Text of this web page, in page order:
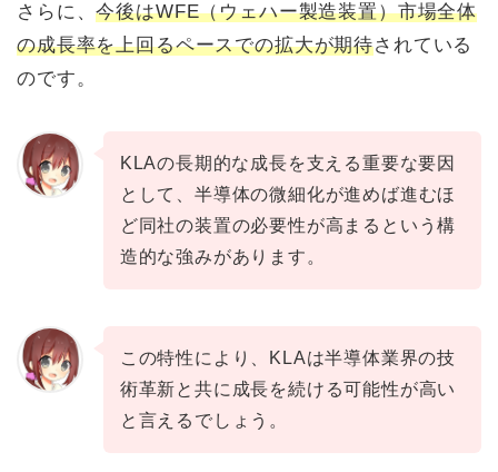
さらに、今後はWFE（ウェハー製造装置）市場全体
の成長率を上回るペースでの拡大が期待されている
のです。
KLAの長期的な成長を支える重要な要因
として、半導体の微細化が進めば進むほ
ど同社の装置の必要性が高まるという構
造的な強みがあります。
この特性により、KLAは半導体業界の技
術革新と共に成長を続ける可能性が高い
と言えるでしょう。